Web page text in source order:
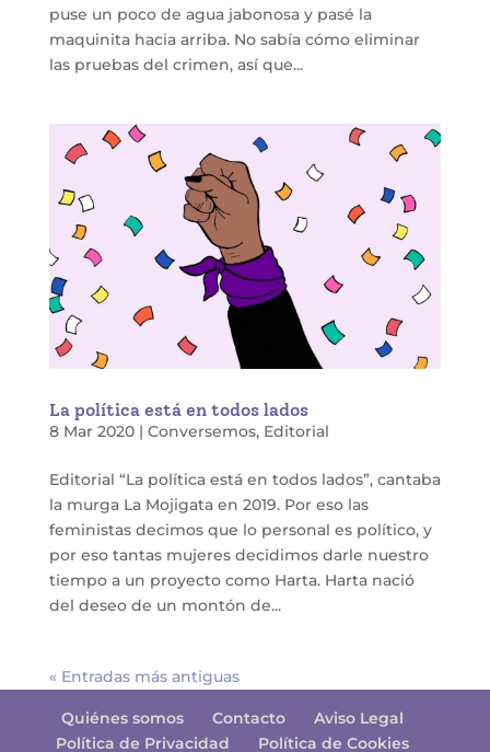
puse un poco de agua jabonosa y pasé la
maquinita hacia arriba. No sabía cómo eliminar
las pruebas del crimen, así que...
La política está en todos lados
8 Mar 2020| Conversemos, Editorial
Editorial “La política está en todos lados”, cantaba
la murga La Mojigata en 2019. Por eso las
feministas decimos que lo personal es político, y
por eso tantas mujeres decidimos darle nuestro
tiempo a un proyecto como Harta. Harta nació
del deseo de un montón de...
« Entradas más antiguas
Quiénes somos Contacto
Aviso Legal
Política de Privacidad
Política de Cookies